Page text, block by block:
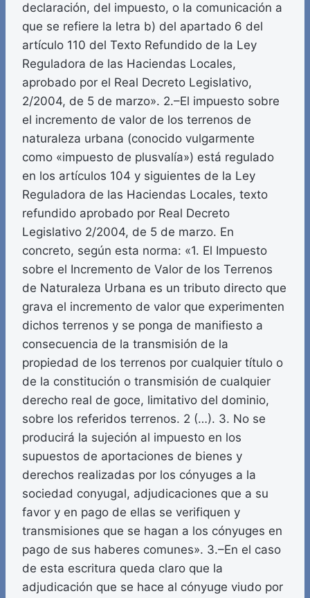
declaración, del impuesto, o la comunicación a
que se refiere la letra b) del apartado 6 del
artículo 110 del Texto Refundido de la Ley
Reguladora de las Haciendas Locales,
aprobado por el Real Decreto Legislativo,
2/2004, de 5 de marzo». 2.–El impuesto sobre
el incremento de valor de los terrenos de
naturaleza urbana (conocido vulgarmente
como «impuesto de plusvalía») está regulado
en los artículos 104 y siguientes de la Ley
Reguladora de las Haciendas Locales, texto
refundido aprobado por Real Decreto
Legislativo 2/2004, de 5 de marzo. En
concreto, según esta norma: «1. El Impuesto
sobre el Incremento de Valor de los Terrenos
de Naturaleza Urbana es un tributo directo que
grava el incremento de valor que experimenten
dichos terrenos y se ponga de manifiesto a
consecuencia de la transmisión de la
propiedad de los terrenos por cualquier título o
de la constitución o transmisión de cualquier
derecho real de goce, limitativo del dominio,
sobre los referidos terrenos. 2 (…). 3. No se
producirá la sujeción al impuesto en los
supuestos de aportaciones de bienes y
derechos realizadas por los cónyuges a la
sociedad conyugal, adjudicaciones que a su
favor y en pago de ellas se verifiquen y
transmisiones que se hagan a los cónyuges en
pago de sus haberes comunes». 3.–En el caso
de esta escritura queda claro que la
adjudicación que se hace al cónyuge viudo por